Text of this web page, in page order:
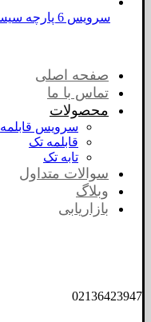
سرویس 6 پارچه سیسمونی ماهان
صفحه اصلی
تماس با ما
محصولات
سرویس قابلمه
قابلمه تک
تابه تک
سوالات متداول
وبلاگ
بازاریابی
02136423947